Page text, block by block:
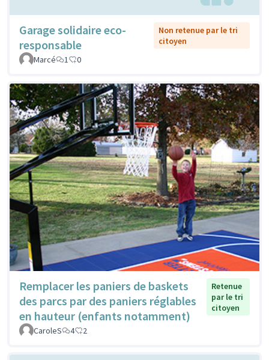
Garage solidaire eco-
responsable
Non retenue par le tri
citoyen
Marcé
1 0
Remplacer les paniers de baskets
des parcs par des paniers réglables
en hauteur (enfants notamment)
Retenue
par le tri
citoyen
CaroleS 4 2